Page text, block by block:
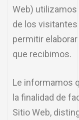
Web)
de los
permitir
que recibimos.
Le informamos
la finalidad de
Sitio Web,